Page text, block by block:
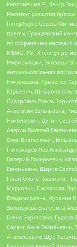
Интернешнл-Р, Центр
Институт развития
Петербурге Совета
прессы, Гражданский
по сохранению наследия
МЕМО. РУ, Институт
Информации, Экозащита!-
антимонопольная
Николаевна, Кривенко
Юрьевич, Шнырова
Сидорович Ольга
Анастасия Евгеньевна,
Николаевич, Дугин
Аверин Виталий
Олег Викторович,
Пономарев Лев
Валерий Валерьевич,
Евгеньевна, Щаров
Гасан Ольга Павловна,
Маркович, Пислакова-
Владимировна, Чуркина
Золотарева Екатерина
Елена Борисовна,
Саранг Анна Васильевна,
Анатольевич, Щур